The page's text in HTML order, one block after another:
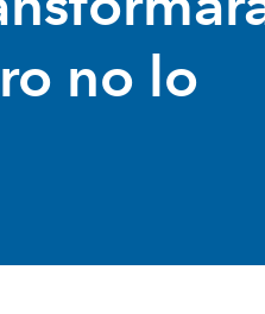
no lo